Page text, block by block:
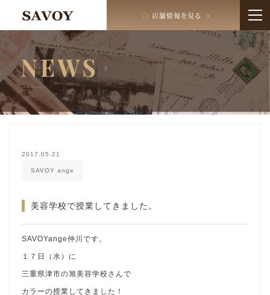
2017.05.21
SAVOY ange
美容学校で授業してきました。
SAVOYange仲川です。
１７日（水）に
三重県津市の旭美容学校さんで
カラーの授業してきました！